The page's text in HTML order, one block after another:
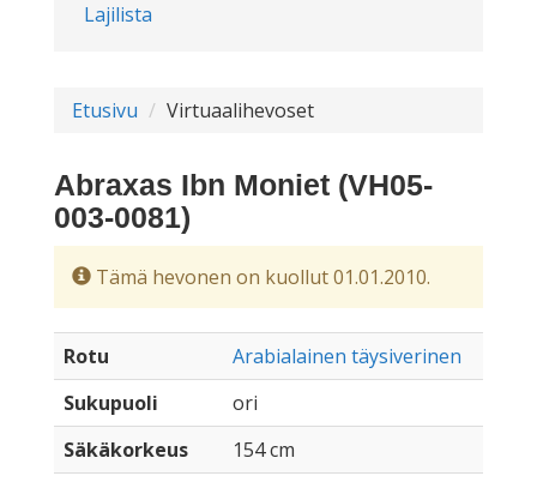
Lajilista
Etusivu Virtuaalihevoset
Abraxas Ibn Moniet (VH05-
003-0081)
Tämä hevonen on kuollut 01.01.2010.
Rotu
Arabialainen täysiverinen
Sukupuoli
ori
Säkäkorkeus
154 cm